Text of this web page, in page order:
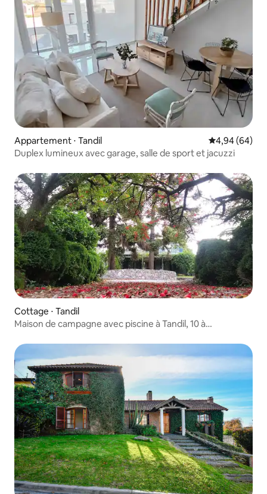
Appartement ⋅ Tandil Évaluation
4,94 (64)
Duplex lumineux avec garage, salle de sport et jacuzzi
Cottage ⋅ Tandil
Maison de campagne avec piscine à Tandil, 10 à